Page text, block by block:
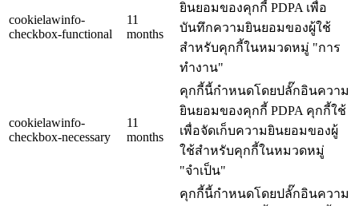
cookielawinfo-
checkbox-functional
11
months
ยินยอมของคุกกี้ PDPA เพื่อ
บันทึกความยินยอมของผู้ใช้
สำหรับคุกกี้ในหมวดหมู่ "การ
ทำงาน"
cookielawinfo-
checkbox-necessary
11
months
คุกกี้นี้กำหนดโดยปลั๊กอินความ
ยินยอมของคุกกี้ PDPA คุกกี้ใช้
เพื่อจัดเก็บความยินยอมของผู้
ใช้สำหรับคุกกี้ในหมวดหมู่
"จำเป็น"
คุกกี้นี้กำหนดโดยปลั๊กอินความ